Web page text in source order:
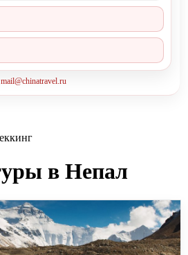
mail@chinatravel.ru
в Непал